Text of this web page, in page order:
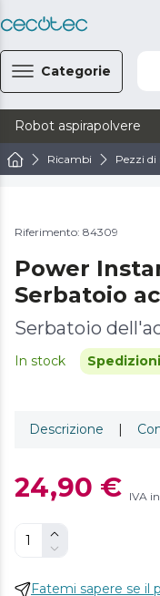
Categorie
Robot aspirapolvere
Ricambi Pezzi
Riferimento: 84309
Power
Serbatoio
Serbatoio
In stock
Descrizione |
24,90 € IVA
Fatemi sapere se il